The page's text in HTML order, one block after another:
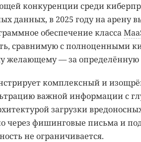
конкуренции среди
данных, в 2025 году на арену
обеспечение класса
сравнимую с полноценными
желающему — за определённую
комплексный и
важной информации с
загрузки
через фишинговые письма и
не ограничивается.